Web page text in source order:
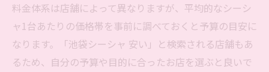
料金体系は店舗によって異なりますが、平均的なシーシ
ャ1台あたりの価格帯を事前に調べておくと予算の目安に
なります。「池袋シーシャ 安い」と検索される店舗もあ
るため、自分の予算や目的に合ったお店を選ぶと良いで